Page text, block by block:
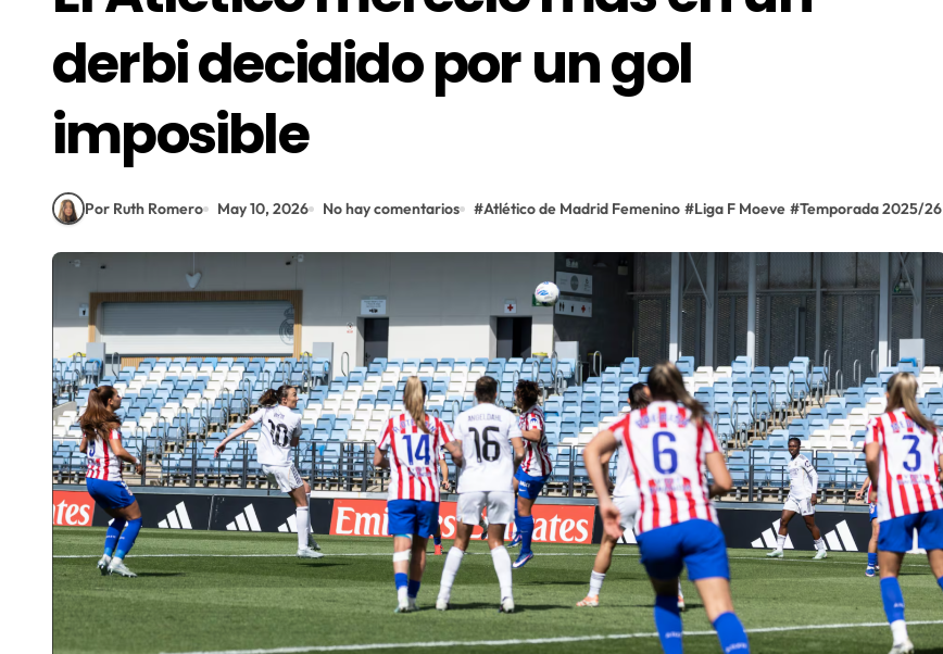
derbi decidido por un gol
imposible
Por Ruth Romero May 10, 2026 No hay comentarios #Atlético de Madrid Femenino #Liga F Moeve #Temporada 2025/26